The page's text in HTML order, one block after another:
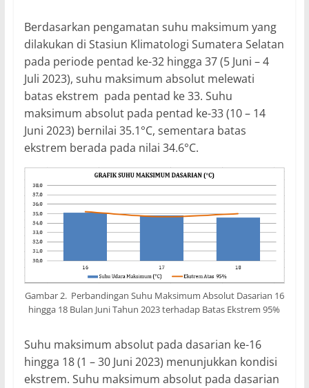
Berdasarkan pengamatan suhu maksimum yang
dilakukan di Stasiun Klimatologi Sumatera Selatan
pada periode pentad ke-32 hingga 37 (5 Juni – 4
Juli 2023), suhu maksimum absolut melewati
batas ekstrem pada pentad ke 33. Suhu
maksimum absolut pada pentad ke-33 (10 – 14
Juni 2023) bernilai 35.1°C, sementara batas
ekstrem berada pada nilai 34.6°C.
Gambar 2. Perbandingan Suhu Maksimum Absolut Dasarian 16
hingga 18 Bulan Juni Tahun 2023 terhadap Batas Ekstrem 95%
Suhu maksimum absolut pada dasarian ke-16
hingga 18 (1 – 30 Juni 2023) menunjukkan kondisi
ekstrem. Suhu maksimum absolut pada dasarian